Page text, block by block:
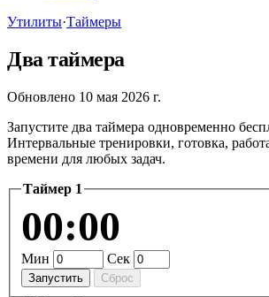
Утилиты·Таймеры
Два таймера
Обновлено 10 мая 2026 г.
Запустите два таймера одновременно
Интервальные тренировки, готовка,
времени для любых задач.
Таймер 1
00:00
Мин Сек
Запустить Сброс